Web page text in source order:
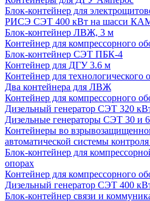
Блок-контейнер для
РИСЭ СЭТ 400 кВт на шасси
Блок-контейнер ЛВЖ, 3 м
Контейнер для компрессорного
Блок-контейнер СЭТ ПБК-4
Контейнер для ДГУ 3.6 м
Контейнер для технологического
Два контейнера для ЛВЖ
Контейнер для компрессорного
Дизельный генератор СЭТ 320
Дизельные генераторы СЭТ 30 и
Контейнеры во
автоматической системы
Блок-контейнер для
опорах
Контейнер для компрессорного
Дизельный генератор СЭТ 400
Блок-контейнер связи и